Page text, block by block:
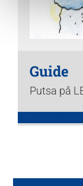
Guide
Putsa på